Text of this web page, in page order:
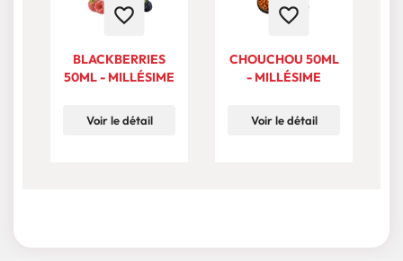
favorite_border
BLACKBERRIES
50ML - MILLÉSIME
Voir le détail
favorite_border
CHOUCHOU 50ML
- MILLÉSIME
Voir le détail